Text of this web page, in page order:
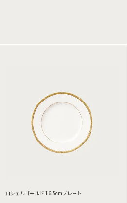
ロシェルゴールド 16.5cmプレート